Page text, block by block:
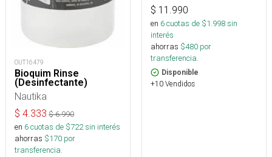
OUT16479
Bioquim Rinse
(Desinfectante)
Nautika
$ 4.333 $6.990
en 6cuotas de $722sin interés
ahorras $170 por
transferencia.
$ 11.990
en 6cuotas de $1.998sin
interés
ahorras $480 por
transferencia.
Disponible
+10 Vendidos